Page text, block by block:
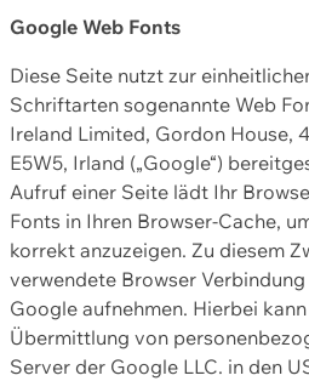
Google Web Fonts
Diese Seite nutzt zur
Schriftarten sogenannte Web
Ireland Limited, Gordon House,
E5W5, Irland („Google“)
Aufruf einer Seite lädt Ihr
Fonts in Ihren Browser-Cache,
korrekt anzuzeigen. Zu diesem
verwendete Browser
Google aufnehmen. Hierbei
Übermittlung von
Server der Google LLC. in den